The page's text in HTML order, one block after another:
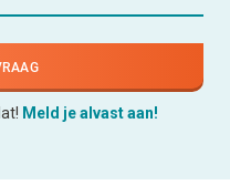
Meld je alvast aan!